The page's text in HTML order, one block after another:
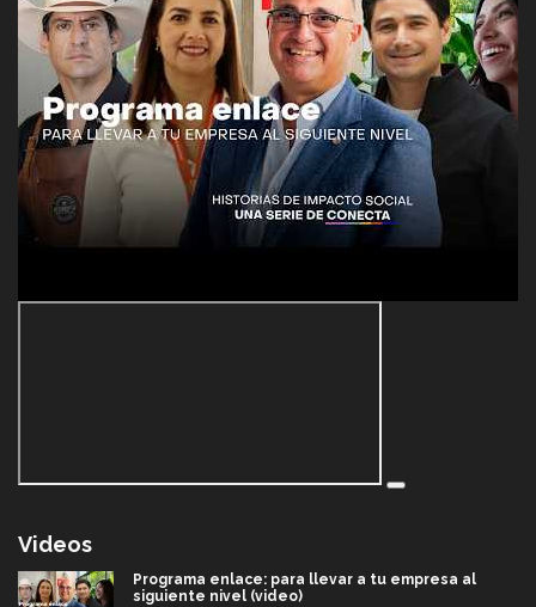
Videos
Programa enlace: para llevar a tu empresa al
siguiente nivel (video)